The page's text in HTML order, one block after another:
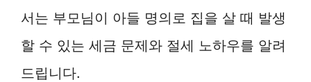
서는 부모님이 아들 명의로 집을 살 때 발생
할 수 있는 세금 문제와 절세 노하우를 알려
드립니다.